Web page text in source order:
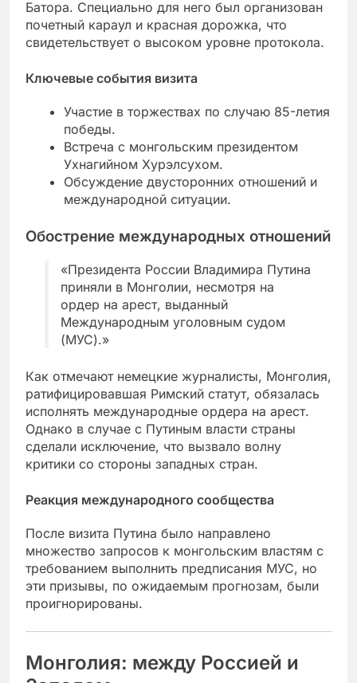
Батора. Специально для него был организован
почетный караул и красная дорожка, что
свидетельствует о высоком уровне протокола.
Ключевые события визита
Участие в торжествах по случаю 85-летия
победы.
Встреча с монгольским президентом
Ухнагийном Хурэлсухом.
Обсуждение двусторонних отношений и
международной ситуации.
Обострение международных отношений
«Президента России Владимира Путина
приняли в Монголии, несмотря на
ордер на арест, выданный
Международным уголовным судом
(МУС).»
Как отмечают немецкие журналисты, Монголия,
ратифицировавшая Римский статут, обязалась
исполнять международные ордера на арест.
Однако в случае с Путиным власти страны
сделали исключение, что вызвало волну
критики со стороны западных стран.
Реакция международного сообщества
После визита Путина было направлено
множество запросов к монгольским властям с
требованием выполнить предписания МУС, но
эти призывы, по ожидаемым прогнозам, были
проигнорированы.
Монголия: между Россией и